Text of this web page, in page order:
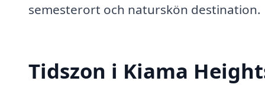
semesterort och naturskön destination.
Tidszon i Kiama